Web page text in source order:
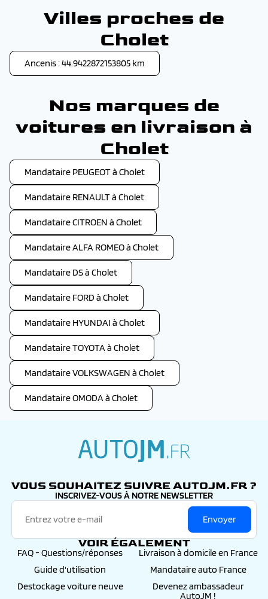
Villes proches de
Cholet
Ancenis : 44.9422872153805 km
Nos marques de
voitures en livraison à
Cholet
Mandataire PEUGEOT à Cholet
Mandataire RENAULT à Cholet
Mandataire CITROEN à Cholet
Mandataire ALFA ROMEO à Cholet
Mandataire DS à Cholet
Mandataire FORD à Cholet
Mandataire HYUNDAI à Cholet
Mandataire TOYOTA à Cholet
Mandataire VOLKSWAGEN à Cholet
Mandataire OMODA à Cholet
VOUS SOUHAITEZ SUIVRE AUTOJM.FR ?
INSCRIVEZ-VOUS À NOTRE NEWSLETTER
Envoyer
VOIR ÉGALEMENT
FAQ - Questions/réponses
Livraison à domicile en France
Guide d'utilisation
Mandataire auto France
Destockage voiture neuve
Devenez ambassadeur
AutoJM !